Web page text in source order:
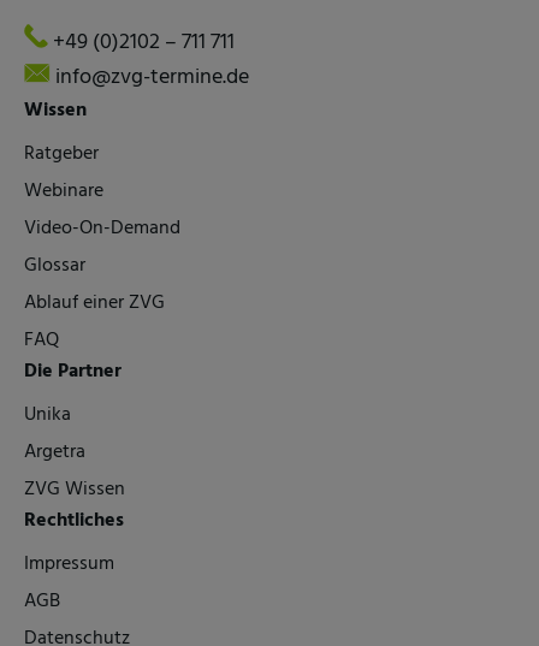
+49 (0)2102 – 711 711
info@zvg-termine.de
Wissen
Ratgeber
Webinare
Video-On-Demand
Glossar
Ablauf einer ZVG
FAQ
Die Partner
Unika
Argetra
ZVG Wissen
Rechtliches
Impressum
AGB
Datenschutz